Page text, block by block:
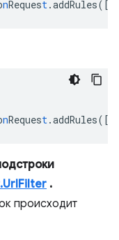
nRequest.addRules( [
nRequest.addRules( [
.
происходит